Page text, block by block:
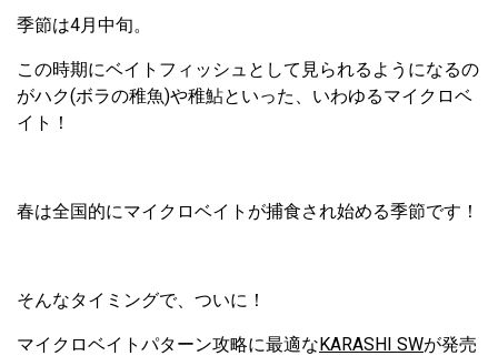
季節は4月中旬。
この時期にベイトフィッシュとして見られるようになるの
がハク(ボラの稚魚)や稚鮎といった、いわゆるマイクロベ
イト！
春は全国的にマイクロベイトが捕食され始める季節です！
そんなタイミングで、ついに！
マイクロベイトパターン攻略に最適なKARASHI SWが発売